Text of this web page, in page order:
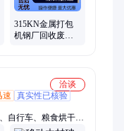
315KN金属打包
机钢厂回收废金
洽谈
速
真实性已核验
自行车、粮食烘干